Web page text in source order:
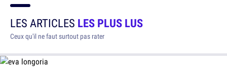
LES ARTICLES LES PLUS LUS
Ceux qu'il ne faut surtout pas rater